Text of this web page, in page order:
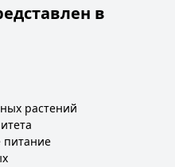
в
растений
питание